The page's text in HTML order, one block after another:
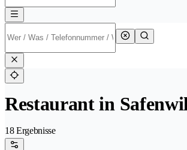
Restaurant in
18 Ergebnisse